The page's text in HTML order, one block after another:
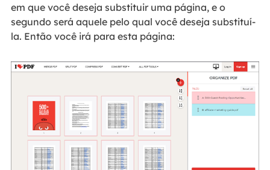
em que você deseja substituir uma página, e o
segundo será aquele pelo qual você deseja substituí-
la. Então você irá para esta página: